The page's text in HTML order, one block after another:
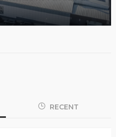
RECENT